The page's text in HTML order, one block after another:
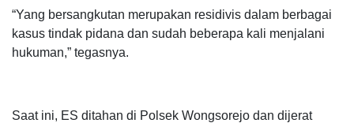
“Yang bersangkutan merupakan residivis dalam berbagai
kasus tindak pidana dan sudah beberapa kali menjalani
hukuman,” tegasnya.
Saat ini, ES ditahan di Polsek Wongsorejo dan dijerat